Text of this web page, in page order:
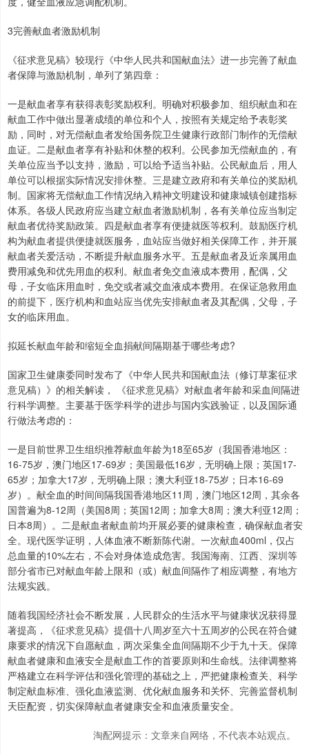
3完善献血者激励机制
《征求意见稿》较现行《中华人民共和国献血法》进一步完善了献血
者保障与激励机制，单列了第四章：
一是献血者享有获得表彰奖励权利。明确对积极参加、组织献血和在
献血工作中做出显著成绩的单位和个人，按照有关规定给予表彰奖
励，同时，对无偿献血者发给国务院卫生健康行政部门制作的无偿献
血证。二是献血者享有补贴和休整的权利。公民参加无偿献血的，有
关单位应当予以支持，激励，可以给予适当补贴。公民献血后，用人
单位可以根据实际情况安排休整。三是建立政府和有关单位的奖励机
制。国家将无偿献血工作情况纳入精神文明建设和健康城镇创建指标
体系。各级人民政府应当建立献血者激励机制，各有关单位应当制定
献血者优待奖励政策。四是献血者享有便捷就医等权利。鼓励医疗机
构为献血者提供便捷就医服务，血站应当做好相关保障工作，并开展
献血者关爱活动，不断提升献血服务水平。五是献血者及近亲属用血
费用减免和优先用血的权利。献血者免交血液成本费用，配偶，父
母，子女临床用血时，免交或者减交血液成本费用。在保证急救用血
的前提下，医疗机构和血站应当优先安排献血者及其配偶，父母，子
女的临床用血。
拟延长献血年龄和缩短全血捐献间隔期基于哪些考虑?
国家卫生健康委同时发布了《中华人民共和国献血法（修订草案征求
意见稿）》的相关解读， 《征求意见稿》对献血者年龄和采血间隔进
行科学调整。主要基于医学科学的进步与国内实践验证，以及国际通
行做法考虑的：
一是目前世界卫生组织推荐献血年龄为18至65岁（我国香港地区：
16-75岁，澳门地区17-69岁；美国最低16岁，无明确上限；英国17-
65岁；加拿大17岁，无明确上限；澳大利亚18-75岁；日本16-69
岁）。献全血的时间间隔我国香港地区11周，澳门地区12周，其余各
国普遍为8-12周（美国8周；英国12周；加拿大8周；澳大利亚12周；
日本8周）。二是献血者献血前均开展必要的健康检查，确保献血者安
全。现代医学证明，人体血液不断新陈代谢。一次献血400ml，仅占
总血量的10%左右，不会对身体造成危害。我国海南、江西、深圳等
部分省市已对献血年龄上限和（或）献血间隔作了相应调整，有地方
法规实践。
随着我国经济社会不断发展，人民群众的生活水平与健康状况获得显
著提高，《征求意见稿》提倡十八周岁至六十五周岁的公民在符合健
康要求的情况下自愿献血，两次采集全血间隔期不少于九十天。保障
献血者健康和血液安全是献血工作的首要原则和生命线。法律调整将
严格建立在科学评估和强化管理的基础之上，严把健康检查关、科学
制定献血标准、强化血液监测、优化献血服务和关怀、完善监督机制
天臣配资，切实保障献血者健康安全和血液质量安全。
淘配网提示：文章来自网络，不代表本站观点。